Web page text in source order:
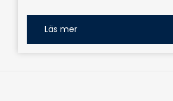
Läs mer